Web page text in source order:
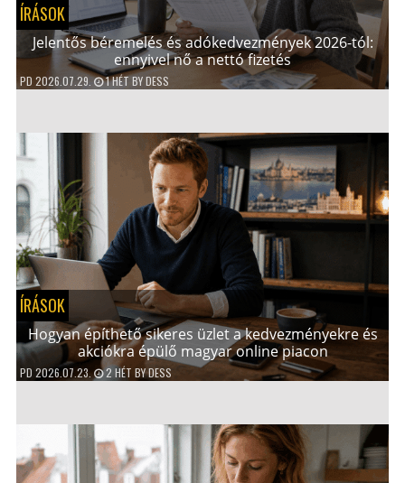
ÍRÁSOK
Jelentős béremelés és adókedvezmények 2026-tól:
ennyivel nő a nettó fizetés
PD2026.07.29. 1 HÉTBYDESS
ÍRÁSOK
Hogyan építhető sikeres üzlet a kedvezményekre és
akciókra épülő magyar online piacon
PD 2026.07.23. 2 HÉT BYDESS